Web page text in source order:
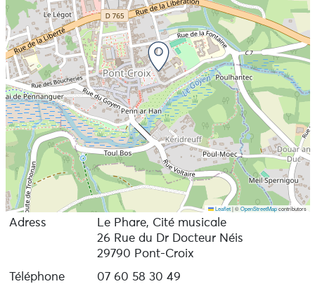
Leaflet |©OpenStreetMapcontributors
Adress
Le Phare, Cité musicale
26 Rue du Dr Docteur Néis
29790 Pont-Croix
Téléphone
07 60 58 30 49